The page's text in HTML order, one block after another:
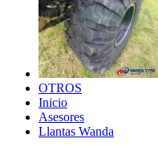
OTROS
Inicio
Asesores
Llantas Wanda